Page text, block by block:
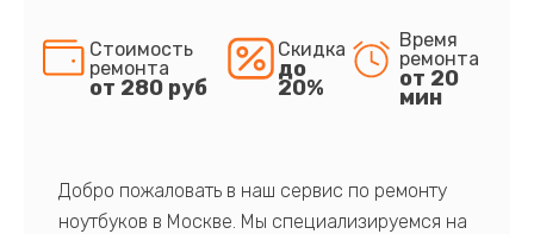
Стоимость
ремонта
от 280 руб
Скидка
до
20%
Время
ремонта
от 20
мин
Добро пожаловать в наш сервис по ремонту
ноутбуков в Москве. Мы специализируемся на